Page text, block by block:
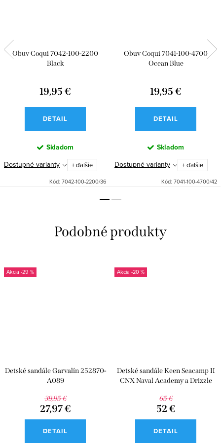
Obuv Coqui 7042-100-2200
Black
19,95 €
DETAIL
Skladom
Dostupné varianty + ďalšie
Kód: 7042-100-2200/36
Obuv Coqui 7041-100-4700
Ocean Blue
19,95 €
DETAIL
Skladom
Dostupné varianty + ďalšie
Kód: 7041-100-4700/42
-29 %
Detské sandále Garvalín 252870-
A089
39,95 €
27,97 €
DETAIL
-20 %
Detské sandále Keen Seacamp II
CNX Naval Academy a Drizzle
65 €
52 €
DETAIL